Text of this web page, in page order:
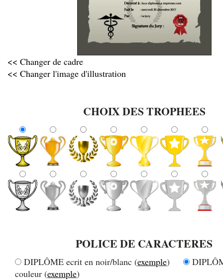
<< Changer de cadre
<< Changer l'image d'illustration
CHOIX DES TROPHEES
POLICE DE CARACTERES
DIPLÔME ecrit en noir/blanc (exemple)
couleur (exemple)